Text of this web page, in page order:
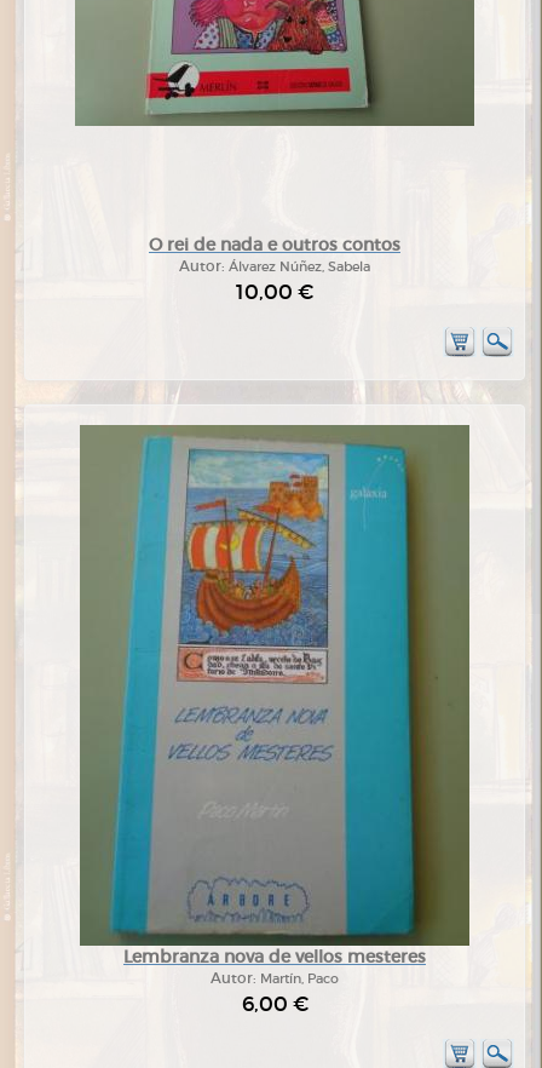
O rei de nada e outros contos
Autor: Álvarez Núñez, Sabela
10,00 €
Lembranza nova de vellos mesteres
Autor: Martín, Paco
6,00 €